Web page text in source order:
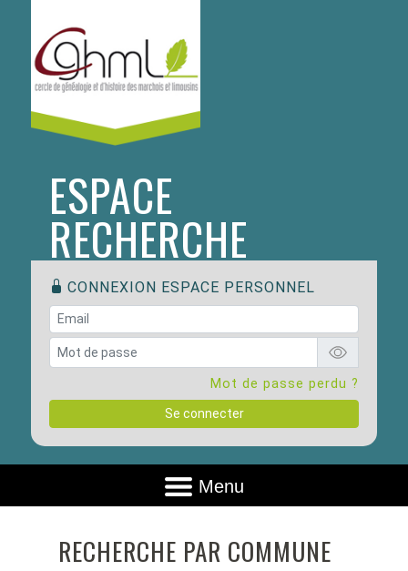
ESPACE
RECHERCHE
CONNEXION ESPACE PERSONNEL
Mot de passe perdu ?
Se connecter
Menu
RECHERCHE PAR COMMUNE